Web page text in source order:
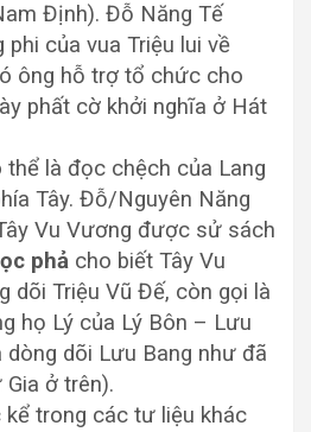
Định). Đỗ Năng Tế
của vua Triệu lui về
ông hỗ trợ tổ chức cho
phất cờ khởi nghĩa ở Hát
thể là đọc chệch của Lang
Tây. Đỗ/Nguyên Năng
Vu Vương được sử sách
phả cho biết Tây Vu
dõi Triệu Vũ Đế, còn gọi là
họ Lý của Lý Bôn – Lưu
dòng dõi Lưu Bang như đã
ở trên).
trong các tư liệu khác